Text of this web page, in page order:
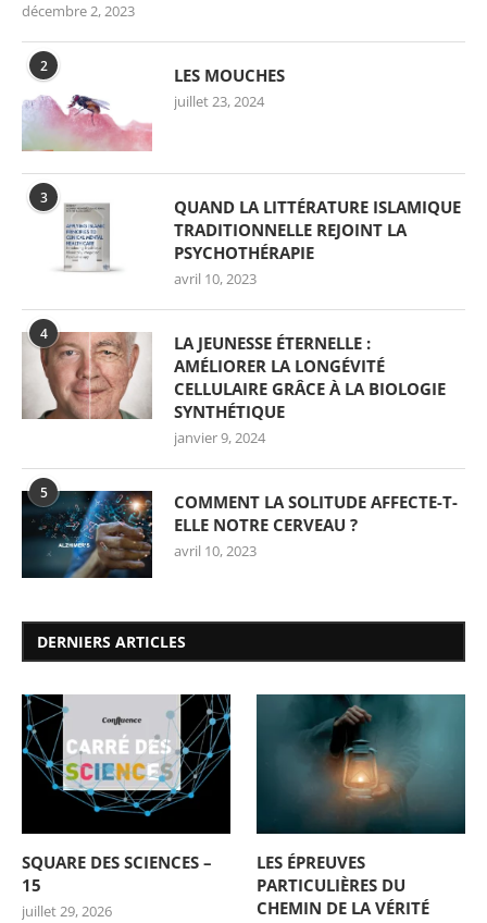
décembre 2, 2023
2 LES MOUCHES
juillet 23, 2024
3
QUAND LA LITTÉRATURE ISLAMIQUE
TRADITIONNELLE REJOINT LA
PSYCHOTHÉRAPIE
avril 10, 2023
4
LA JEUNESSE ÉTERNELLE :
AMÉLIORER LA LONGÉVITÉ
CELLULAIRE GRÂCE À LA BIOLOGIE
SYNTHÉTIQUE
janvier 9, 2024
5
COMMENT LA SOLITUDE AFFECTE-T-
ELLE NOTRE CERVEAU ?
avril 10, 2023
DERNIERS ARTICLES
SQUARE DES SCIENCES –
15
juillet 29, 2026
LES ÉPREUVES
PARTICULIÈRES DU
CHEMIN DE LA VÉRITÉ